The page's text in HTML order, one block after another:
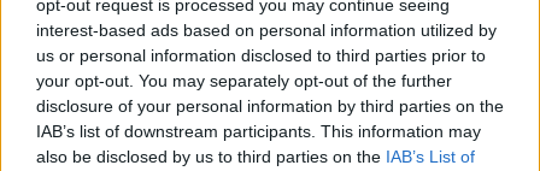
opt-out request is processed you may continue seeing
interest-based ads based on personal information utilized by
us or personal information disclosed to third parties prior to
your opt-out. You may separately opt-out of the further
disclosure of your personal information by third parties on the
IAB’s list of downstream participants. This information may
also be disclosed by us to third parties on the IAB’s List of